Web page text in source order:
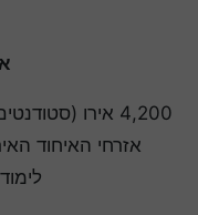
לימוד של עד 2,100 אירו